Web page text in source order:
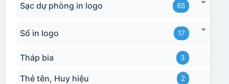
Sạc dự phòng in logo 65
Sổ in logo 17
Tháp bia 3
Thẻ tên, Huy hiệu 2